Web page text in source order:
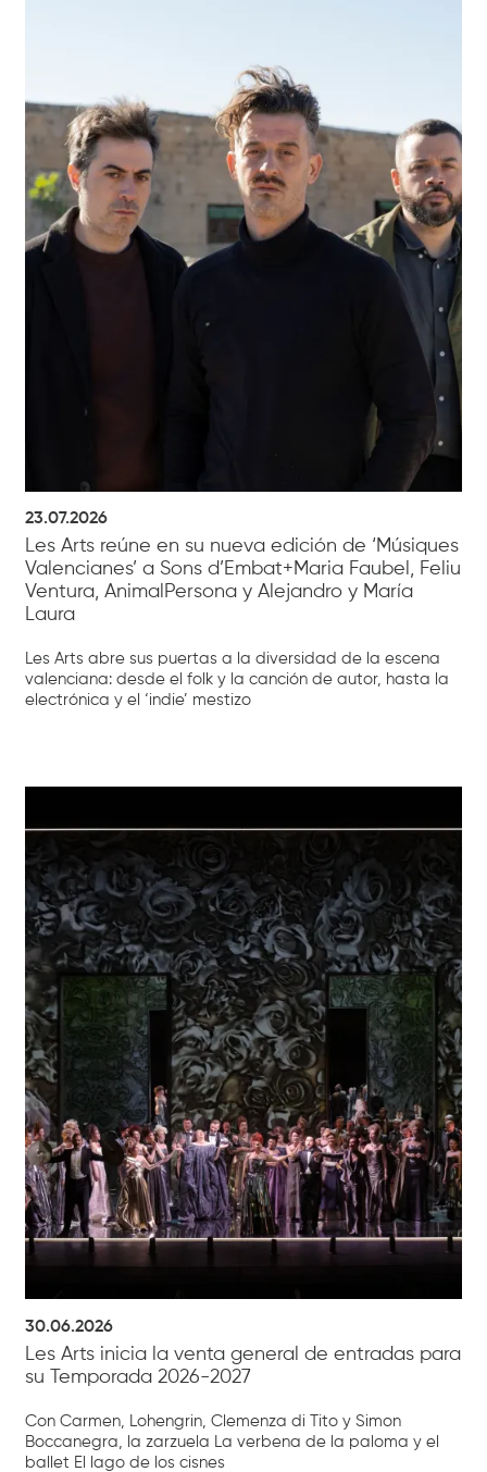
23.07.2026
Les Arts reúne en su nueva edición de ‘Músiques
Valencianes’ a Sons d’Embat+Maria Faubel, Feliu
Ventura, AnimalPersona y Alejandro y María
Laura
Les Arts abre sus puertas a la diversidad de la escena
valenciana: desde el folk y la canción de autor, hasta la
electrónica y el ‘indie’ mestizo
30.06.2026
Les Arts inicia la venta general de entradas para
su Temporada 2026-2027
Con Carmen, Lohengrin, Clemenza di Tito y Simon
Boccanegra, la zarzuela La verbena de la paloma y el
ballet El lago de los cisnes